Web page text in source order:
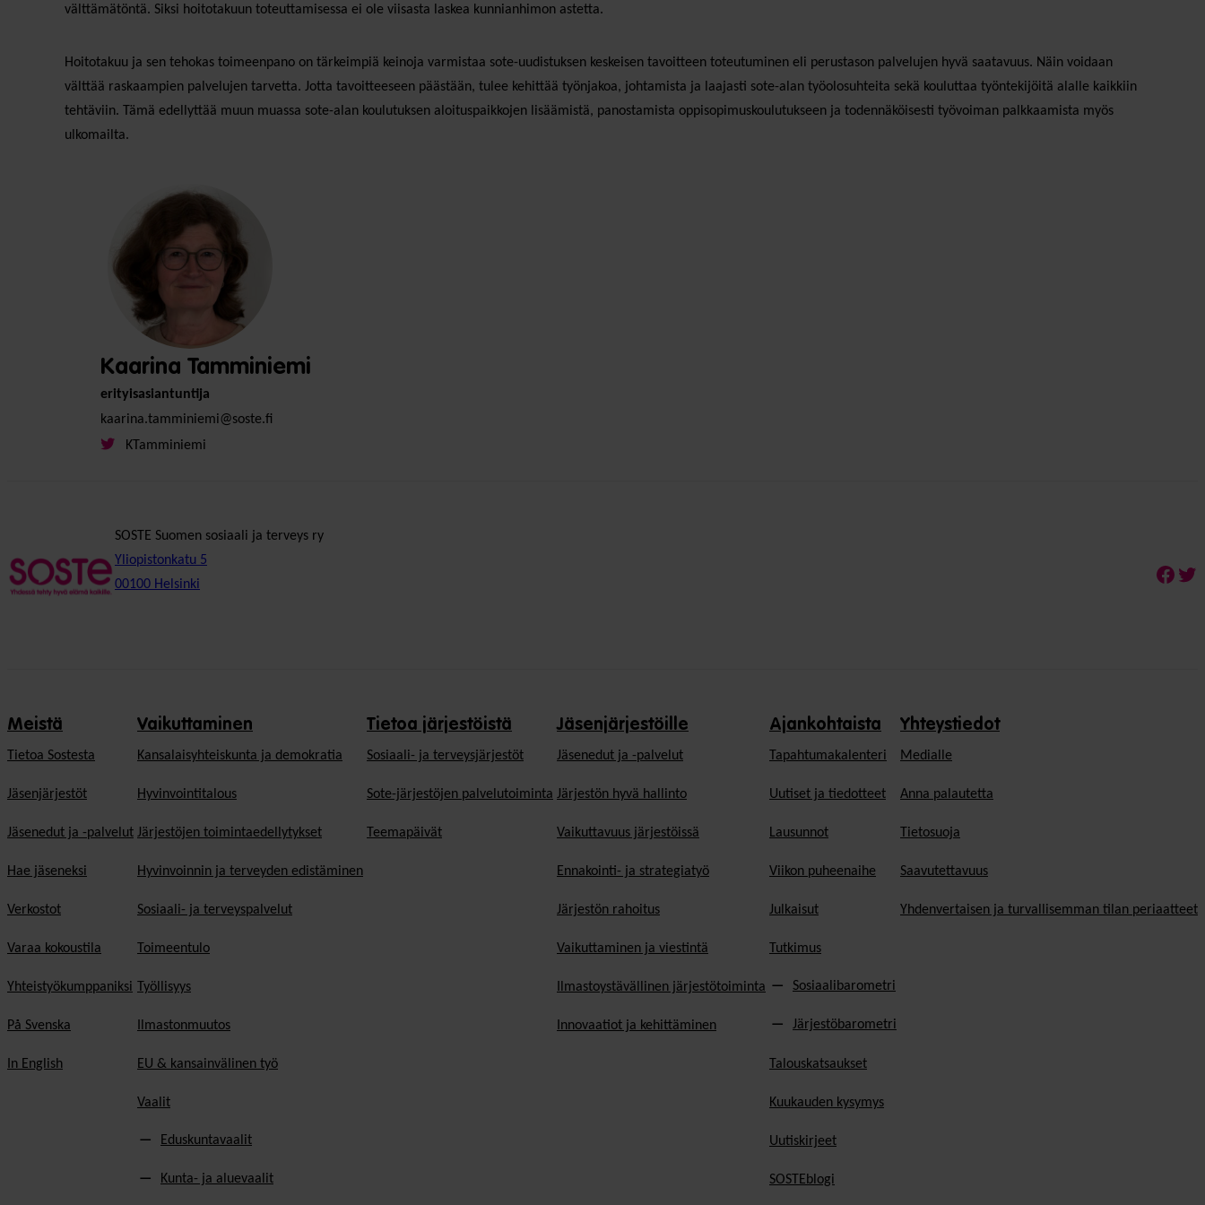
välttämätöntä. Siksi hoitotakuun toteuttamisessa ei ole viisasta laskea kunnianhimon astetta.
Hoitotakuu ja sen tehokas toimeenpano on tärkeimpiä keinoja varmistaa sote-uudistuksen keskeisen tavoitteen toteutuminen eli perustason palvelujen hyvä saatavuus. Näin voidaan
välttää raskaampien palvelujen tarvetta. Jotta tavoitteeseen päästään, tulee kehittää työnjakoa, johtamista ja laajasti sote-alan työolosuhteita sekä kouluttaa työntekijöitä alalle kaikkiin
tehtäviin. Tämä edellyttää muun muassa sote-alan koulutuksen aloituspaikkojen lisäämistä, panostamista oppisopimuskoulutukseen ja todennäköisesti työvoiman palkkaamista myös
ulkomailta.
Kaarina Tamminiemi
erityisasiantuntija
kaarina.tamminiemi@soste.fi
KTamminiemi
SOSTE Suomen sosiaali ja terveys ry
Yliopistonkatu 5
00100 Helsinki
Meistä
Tietoa Sostesta
Jäsenjärjestöt
Jäsenedut ja -palvelut
Hae jäseneksi
Verkostot
Varaa kokoustila
Yhteistyökumppaniksi
På Svenska
In English
Vaikuttaminen
Kansalaisyhteiskunta ja demokratia
Hyvinvointitalous
Järjestöjen toimintaedellytykset
Hyvinvoinnin ja terveyden edistäminen
Sosiaali- ja terveyspalvelut
Toimeentulo
Työllisyys
Ilmastonmuutos
EU & kansainvälinen työ
Vaalit
Eduskuntavaalit
Kunta- ja aluevaalit
Tietoa järjestöistä
Sosiaali- ja terveysjärjestöt
Sote-järjestöjen palvelutoiminta
Teemapäivät
Jäsenjärjestöille
Jäsen­edut ja -palvelut
Järjestön hyvä hallinto
Vaikuttavuus järjestöissä
Ennakointi- ja strategiatyö
Järjestön rahoitus
Vaikuttaminen ja viestintä
Ilmastoystävällinen järjestötoiminta
Innovaatiot ja kehittäminen
Ajankohtaista
Tapahtumakalenteri
Uutiset ja tiedotteet
Lausunnot
Viikon puheenaihe
Julkaisut
Tutkimus
Sosiaalibarometri
Järjestöbarometri
Talouskatsaukset
Kuukauden kysymys
Uutiskirjeet
SOSTEblogi
Yhteystiedot
Medialle
Anna palautetta
Tietosuoja
Saavutettavuus
Yhdenvertaisen ja turvallisemman tilan periaatteet